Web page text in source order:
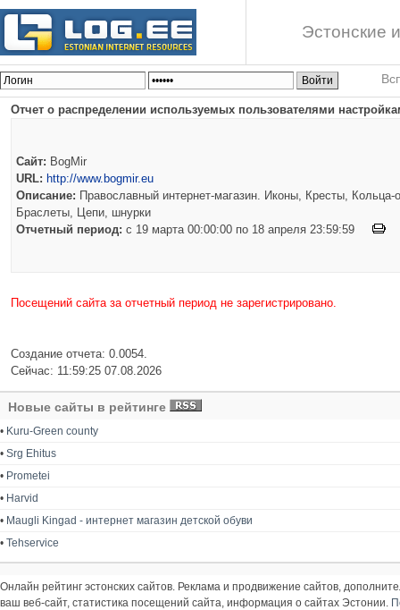
Эстонские
Отчет о распределении используемых пользователями
Сайт: BogMir
URL: http://www.bogmir.eu
Описание: Православный интернет-магазин. Иконы, Кресты, Кольца-
Браслеты, Цепи, шнурки
Отчетный период: c 19 марта 00:00:00 по 18 апреля 23:59:59
Посещений сайта за отчетный период не зарегистрировано.
Создание отчета: 0.0054.
Сейчас: 11:59:25 07.08.2026
Новые сайты в рейтинге
• Kuru-Green county
• Srg Ehitus
• Prometei
• Harvid
• Maugli Kingad - интернет магазин детской обуви
• Tehservice
Онлайн рейтинг эстонских сайтов. Реклама и продвижение сайтов,
ваш веб-сайт, статистика посещений сайта, информация о сайтах Эстонии.